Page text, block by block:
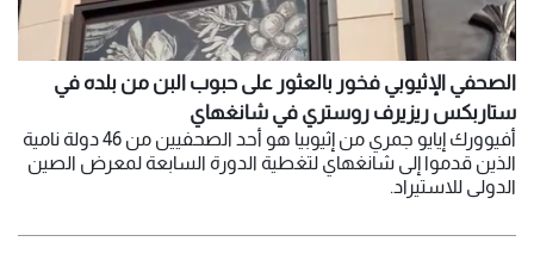
الصحفي الإثيوبي فخور بالعثور على حبوب البن من بلده في
ستاربكس ريزيرف روستري في شانغهاي
أفيوورك إيايو جمري من إثيوبيا هو أحد الصحفيين من 46 دولة نامية
الذين قدموا إلى شانغهاي لتغطية الدورة السابعة لمعرض الصين
الدولي للاستيراد.